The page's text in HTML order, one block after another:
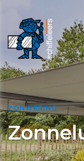
ZONWERING